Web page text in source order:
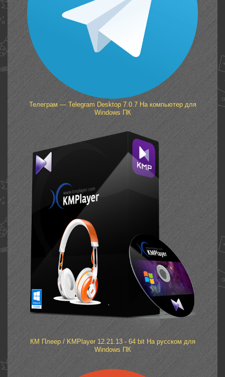
Телеграм — Telegram Desktop 7.0.7 На компьютер для
Windows ПК
КМ Плеер / KMPlayer 12.21.13 - 64 bit На русском для
Windows ПК